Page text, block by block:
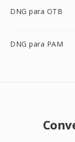
DNG para OTB
DNG para PAM